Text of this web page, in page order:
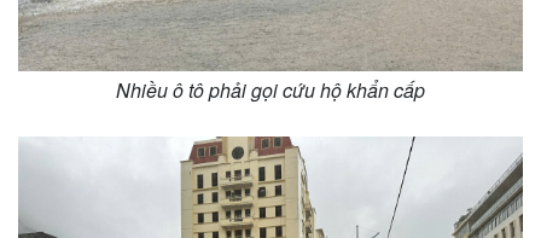
Video
Ảnh
E-Magazine
Infographic
Nhiều ô tô phải gọi cứu hộ khẩn cấp